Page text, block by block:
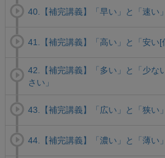
40.【補完講義】「早い」と「速い」
41.【補完講義】「高い」と「安い[
42.【補完講義】「多い」と「少な
さい」
43.【補完講義】「広い」と「狭い」
44.【補完講義】「濃い」と「薄い」